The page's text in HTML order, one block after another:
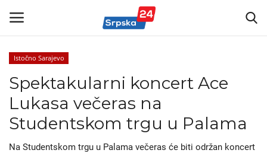
Vijesti
Kontakt
Marketing
Istočno Sarajevo
Spektakularni koncert Ace
Lukasa večeras na
Studentskom trgu u Palama
Na Studentskom trgu u Palama večeras će biti održan koncert